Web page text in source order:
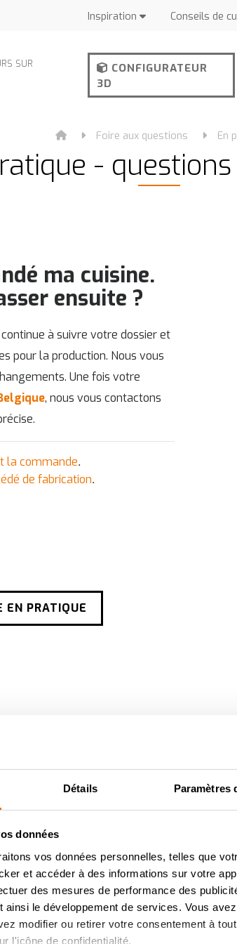
Détails Paramètres
données
vos données personnelles, telles que
et accéder à des informations sur votre
des mesures de performance des
ainsi le développement de services. Vous
modifier ou retirer votre consentement à
l'icône de confidentialité.
Inspiration Conseils de
SUR
CONFIGURATEUR
3D
Foire aux questions En
-
ma cuisine.
ensuite ?
à suivre votre dossier et
pour la production. Nous vous
Une fois votre
, nous vous contactons
la commande.
de fabrication.
EN PRATIQUE
NOUVEAUTÉS
TENDANCES ET
NOUVEAUTÉS
CONSEILS
APPAREILS